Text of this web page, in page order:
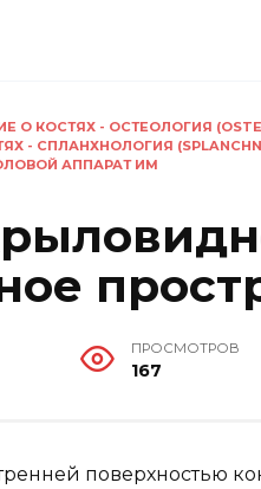
О КОСТЯХ - ОСТЕОЛОГИЯ
- СПЛАНХНОЛОГИЯ
АППАРАТ ИМ
ПРОСМОТРОВ
167
поверхностью